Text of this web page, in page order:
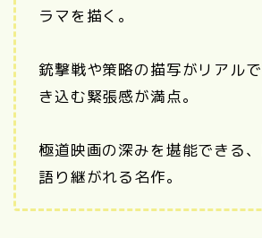
ラマを描く。
銃撃戦や策略の描写がリアル
き込む緊張感が満点。
極道映画の深みを堪能できる
語り継がれる名作。